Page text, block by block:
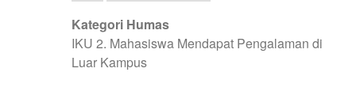
Kategori Humas
IKU 2. Mahasiswa Mendapat Pengalaman di
Luar Kampus